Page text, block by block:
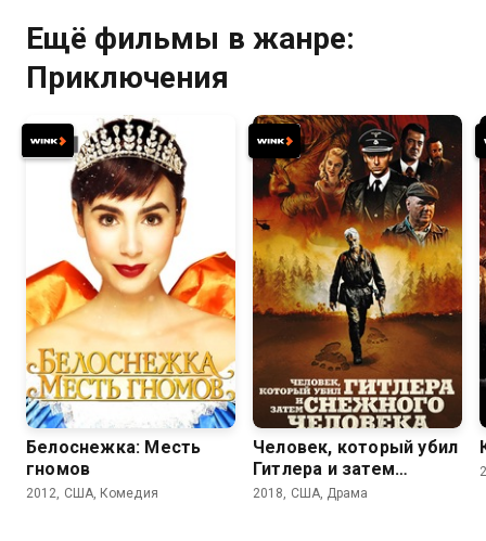
Ещё фильмы в жанре:
Приключения
6.1 5.6
Белоснежка: Месть
гномов
2012, США, Комедия
5.8 5.7
Человек, который убил
Гитлера и затем
снежного человека
2018, США, Драма